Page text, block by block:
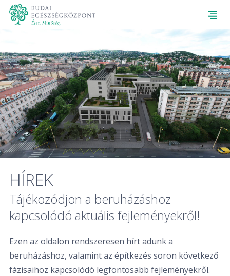
HÍREK
Tájékozódjon a beruházáshoz
kapcsolódó aktuális fejleményekről!
Ezen az oldalon rendszeresen hírt adunk a
beruházáshoz, valamint az építkezés soron következő
fázisaihoz kapcsolódó legfontosabb fejleményekről.